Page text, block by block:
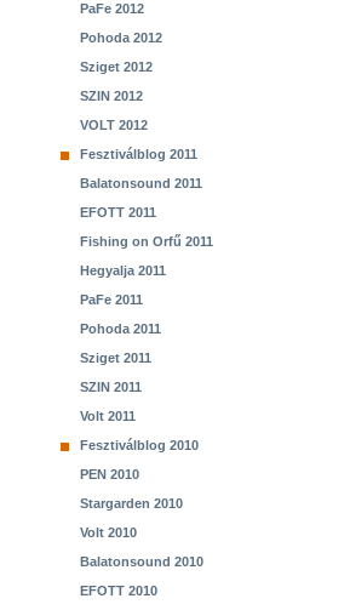
PaFe 2012
Pohoda 2012
Sziget 2012
SZIN 2012
VOLT 2012
Fesztiválblog 2011
Balatonsound 2011
EFOTT 2011
Fishing on Orfű 2011
Hegyalja 2011
PaFe 2011
Pohoda 2011
Sziget 2011
SZIN 2011
Volt 2011
Fesztiválblog 2010
PEN 2010
Stargarden 2010
Volt 2010
Balatonsound 2010
EFOTT 2010